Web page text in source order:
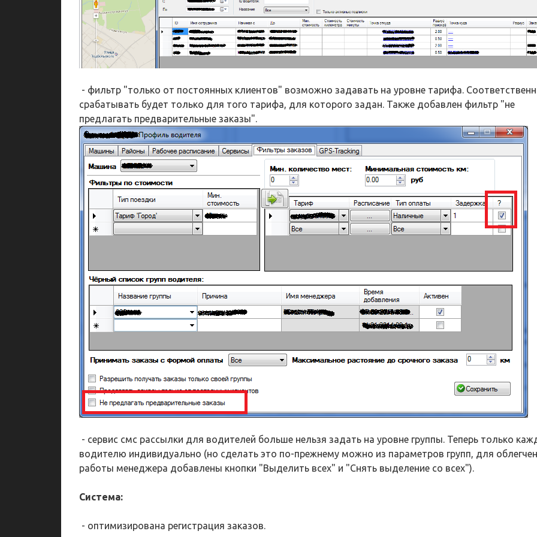
- фильтр "только от постоянных клиентов" возможно задавать на уровне тарифа.
срабатывать будет только для того тарифа, для которого задан. Также добавлен фильтр "не
предлагать предварительные заказы".
- сервис смс рассылки для водителей больше нельзя задать на уровне группы. Теперь только
водителю индивидуально (но сделать это по-прежнему можно из параметров групп, для
работы менеджера добавлены кнопки "Выделить всех" и "Снять выделение со всех").
Система:
- оптимизирована регистрация заказов.